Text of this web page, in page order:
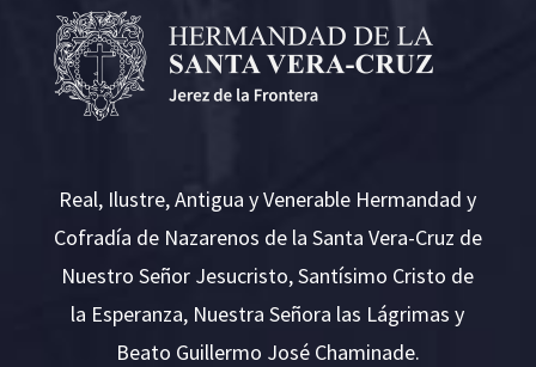
Real, Ilustre, Antigua y Venerable Hermandad y
Cofradía de Nazarenos de la Santa Vera-Cruz de
Nuestro Señor Jesucristo, Santísimo Cristo de
la Esperanza, Nuestra Señora las Lágrimas y
Beato Guillermo José Chaminade.